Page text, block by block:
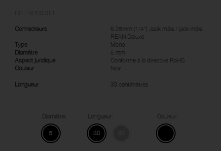
Connecteurs
6.35mm (1/4") Jack mâle / jack mâle,
REAN Deluxe
Type
Mono
Diamètre
5 mm
Aspect juridique
Conforme à la directive RoHS
Couleur
Noir
Longueur 30 centimètres
5 30